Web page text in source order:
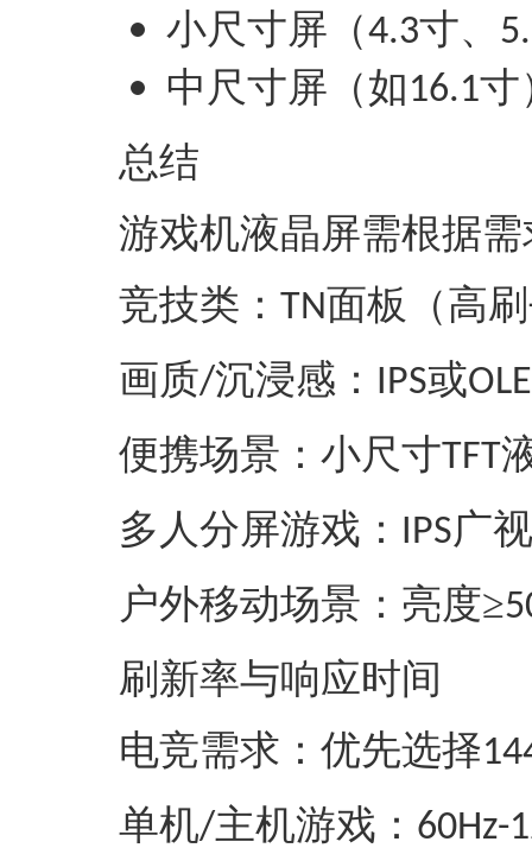
小尺寸屏（4.3寸、
中尺寸屏（如16.1寸
‌总结‌
游戏机液晶屏需根据
‌竞技类‌： TN面板（高刷
‌画质/沉浸感‌： IPS或
‌便携场景‌：小尺寸TFT
多人分屏游戏 ‌： IPS广
户外移动场景 ‌：亮度≥
‌刷新率与响应时间‌
‌电竞需求‌：优先选择
‌单机/主机游戏‌： 60Hz-